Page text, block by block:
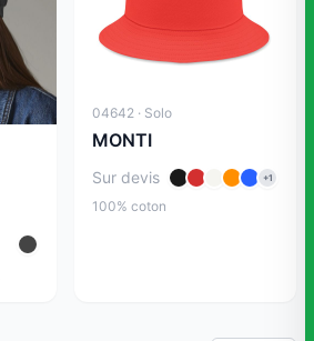
04642 · Solo
MONTI
Sur devis +1
100% coton